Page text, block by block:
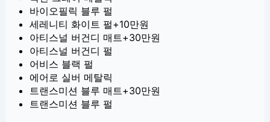
바이오필릭 블루 펄
세레니티 화이트 펄+10만원
아티스널 버건디 매트+30만원
아티스널 버건디 펄
어비스 블랙 펄
에어로 실버 메탈릭
트랜스미션 블루 매트+30만원
트랜스미션 블루 펄